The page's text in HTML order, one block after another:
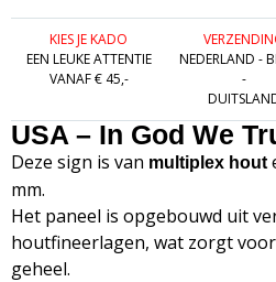
KIES JE KADO
EEN LEUKE ATTENTIE
VANAF € 45,-
NEDERLAND -
-
USA – In God We
Deze sign is van multiplex hout
mm.
Het paneel is opgebouwd uit
houtfineerlagen, wat zorgt
geheel.